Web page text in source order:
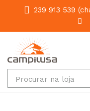
239 913 539